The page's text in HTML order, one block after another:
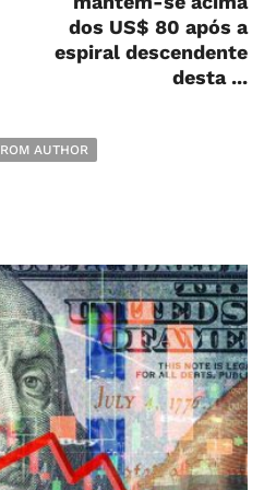
dos US$ 80 após a
espiral descendente
desta ...
AUTHOR